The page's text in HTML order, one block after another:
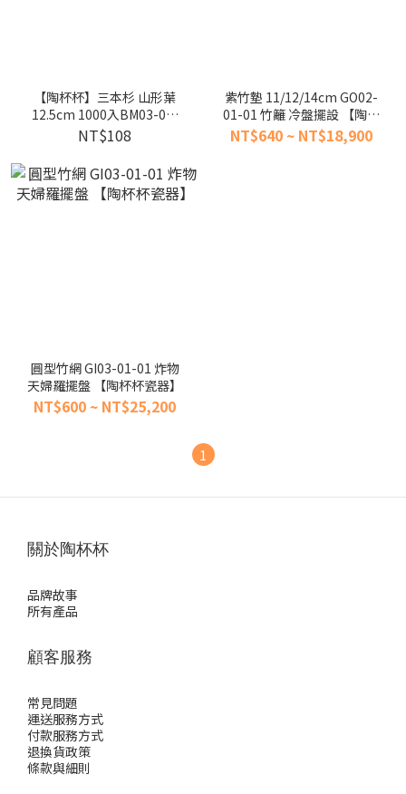
【陶杯杯】三本杉 山形葉
12.5cm 1000入BM03-01-
02 小杉樹葉日本料理擺盤刺
身裝飾葉子餐具餐盤台灣現
貨
NT$108
紫竹墊 11/12/14cm GO02-
01-01 竹籬 冷盤擺設 【陶杯
杯瓷器】
NT$640 ~ NT$18,900
圓型竹網 GI03-01-01 炸物
天婦羅擺盤 【陶杯杯瓷器】
NT$600 ~ NT$25,200
1
關於陶杯杯
品牌故事
所有產品
顧客服務
常見問題
運送服務方式
付款服務方式
退換貨政策
條款與細則